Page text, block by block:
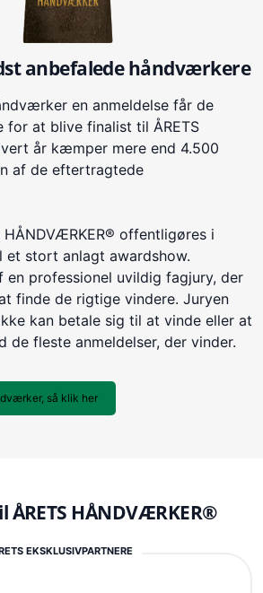
anbefalede håndværkere
en anmeldelse får de
for at blive finalist til ÅRETS
år kæmper mere end 4.500
af de eftertragtede
HÅNDVÆRKER® offentligøres i
et stort anlagt awardshow.
professionel uvildig fagjury, der
finde de rigtige vindere. Juryen
kan betale sig til at vinde eller at
de fleste anmeldelser, der vinder.
så klik her
HÅNDVÆRKER®
EKSKLUSIVPARTNERE